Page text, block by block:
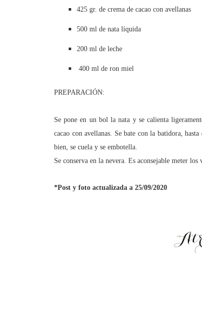
425 gr. de crema de cacao con avellanas
500 ml de nata líquida
200 ml de leche
400 ml de ron miel
PREPARACIÓN:
Se pone en un bol la nata y se calienta
cacao con avellanas. Se bate con la batidora,
bien, se cuela y se embotella.
Se conserva en la nevera. Es aconsejable meter
*Post y foto actualizada a 25/09/2020